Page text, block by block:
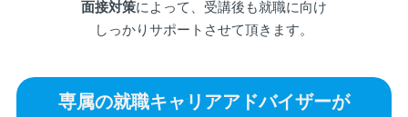
面接対策によって、受講後も就職に向け
しっかりサポートさせて頂きます。
専属の就職キャリアアドバイザーが